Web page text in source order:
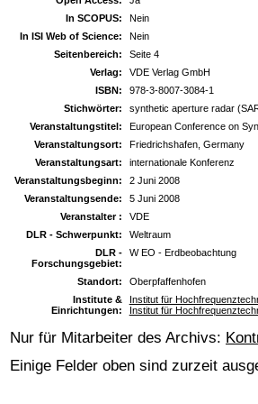
In SCOPUS:
Nein
In ISI Web of Science:
Nein
Seitenbereich:
Seite 4
Verlag:
VDE Verlag GmbH
ISBN:
978-3-8007-3084-1
Stichwörter:
synthetic aperture radar
Veranstaltungstitel:
European Conference on
Veranstaltungsort:
Friedrichshafen, Germany
Veranstaltungsart:
internationale Konferenz
Veranstaltungsbeginn:
2 Juni 2008
Veranstaltungsende:
5 Juni 2008
Veranstalter :
VDE
DLR - Schwerpunkt:
Weltraum
DLR -
Forschungsgebiet:
W EO - Erdbeobachtung
Standort:
Oberpfaffenhofen
Institute &
Einrichtungen:
Institut für
Institut für
Nur für Mitarbeiter des Archivs:
Einige Felder oben sind zurzeit